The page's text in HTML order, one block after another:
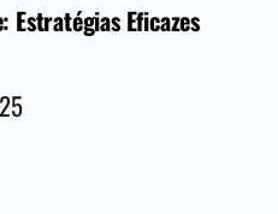
Estratégias Eficazes